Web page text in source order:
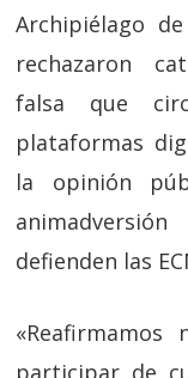
Archipiélago
rechazaron
falsa que
plataformas
la opinión
defienden las
participar de